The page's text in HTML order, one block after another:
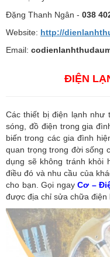
Đặng Thanh Ngân - 038
Website: http://
Email:
ĐIỆN
Các thiết bị điện lạnh như
sóng, đồ điện trong gia
biến trong các gia đình
quan trọng trong đời sống
dụng sẽ không tránh khỏi
điều đó và nhu cầu của
cho bạn. Gọi ngayCơ –
được địa chỉ sửa chữa điện